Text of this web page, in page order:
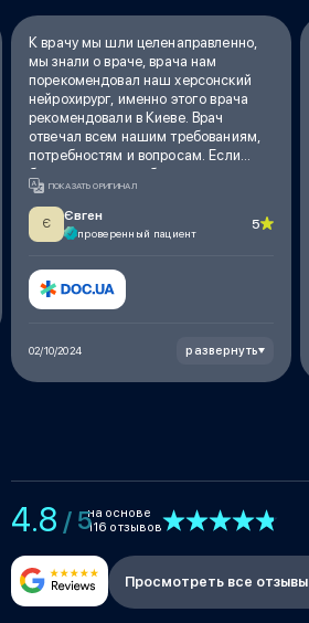
К врачу мы шли целенаправленно,
мы знали о враче, врача нам
порекомендовал наш херсонский
нейрохирург, именно этого врача
рекомендовали в Киеве. Врач
отвечал всем нашим требованиям,
потребностям и вопросам. Если
будет нужно, мы обязательно
обратимся снова
ПОКАЗАТЬ ОРИГИНАЛ
Є
Євген
проверенный пациент
5
02/10/2024 развернуть
4.8 / 5на основе
116 отзывов
Просмотреть все отзывы